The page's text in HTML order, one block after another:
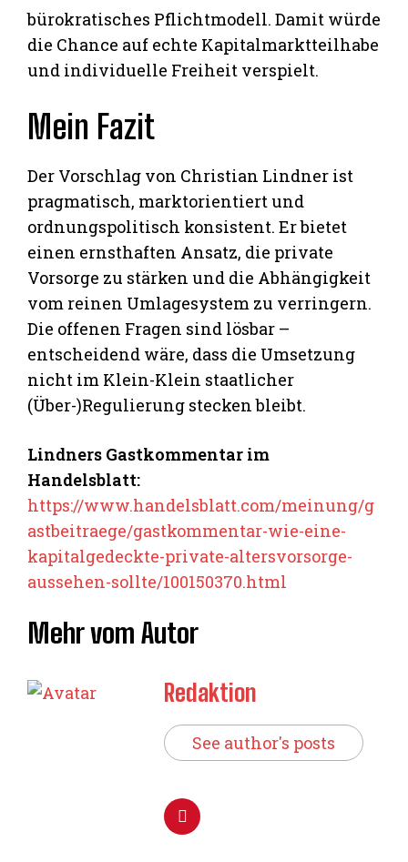
bürokratisches Pflichtmodell. Damit würde
die Chance auf echte Kapitalmarktteilhabe
und individuelle Freiheit verspielt.
Mein Fazit
Der Vorschlag von Christian Lindner ist
pragmatisch, marktorientiert und
ordnungspolitisch konsistent. Er bietet
einen ernsthaften Ansatz, die private
Vorsorge zu stärken und die Abhängigkeit
vom reinen Umlagesystem zu verringern.
Die offenen Fragen sind lösbar –
entscheidend wäre, dass die Umsetzung
nicht im Klein-Klein staatlicher
(Über-)Regulierung stecken bleibt.
Lindners Gastkommentar im
Handelsblatt:
https://www.handelsblatt.com/meinung/g
astbeitraege/gastkommentar-wie-eine-
kapitalgedeckte-private-altersvorsorge-
aussehen-sollte/100150370.html
Mehr vom Autor
Redaktion
See author's posts